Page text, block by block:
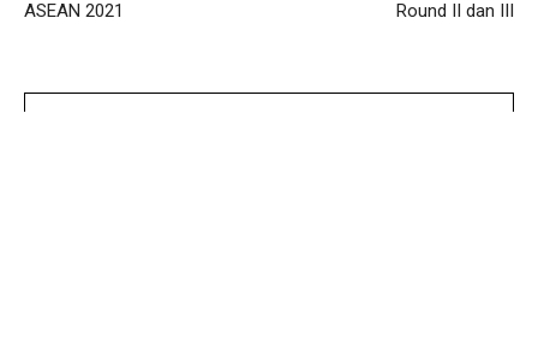
ASEAN 2021
Round II dan III